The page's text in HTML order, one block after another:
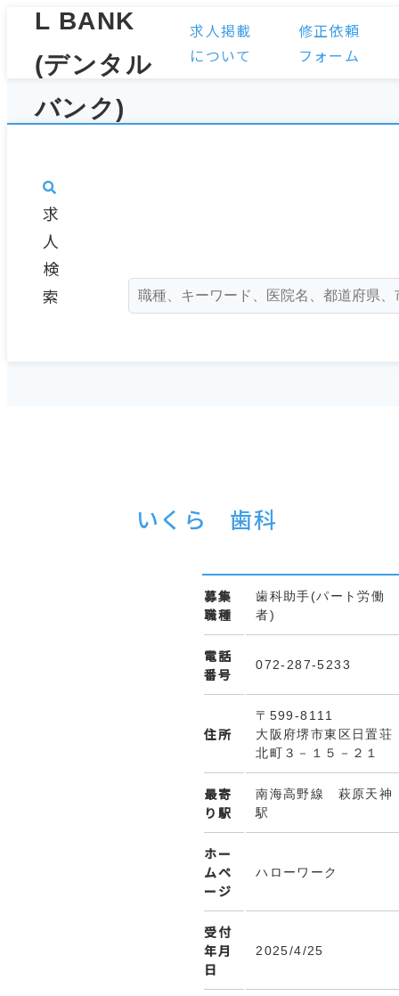
求人掲載
について
修正依頼
フォーム
求
人
検
索
いくら 歯科
募集
職種
歯科助手(パート労働
者)
電話
番号
072-287-5233
住所
〒599-8111
大阪府堺市東区日置荘
北町３－１５－２１
最寄
り駅
南海高野線 萩原天神
駅
ホー
ムペ
ージ
ハローワーク
受付
年月
日
2025/4/25